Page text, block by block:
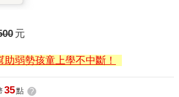
元
弱勢孩童上學不中斷！
35點 ?